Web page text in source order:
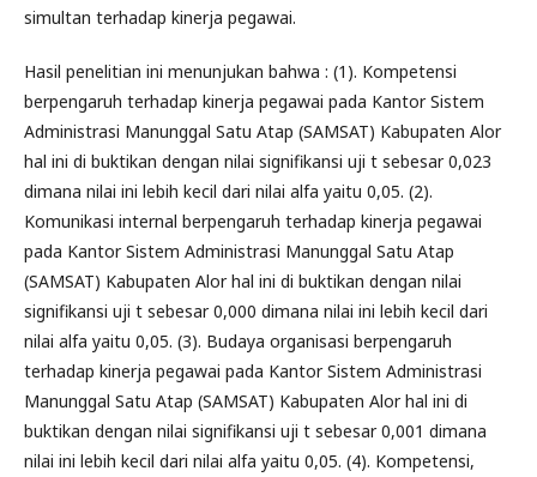
simultan terhadap kinerja pegawai.
Hasil penelitian ini menunjukan bahwa : (1). Kompetensi
berpengaruh terhadap kinerja pegawai pada Kantor Sistem
Administrasi Manunggal Satu Atap (SAMSAT) Kabupaten Alor
hal ini di buktikan dengan nilai signifikansi uji t sebesar 0,023
dimana nilai ini lebih kecil dari nilai alfa yaitu 0,05. (2).
Komunikasi internal berpengaruh terhadap kinerja pegawai
pada Kantor Sistem Administrasi Manunggal Satu Atap
(SAMSAT) Kabupaten Alor hal ini di buktikan dengan nilai
signifikansi uji t sebesar 0,000 dimana nilai ini lebih kecil dari
nilai alfa yaitu 0,05. (3). Budaya organisasi berpengaruh
terhadap kinerja pegawai pada Kantor Sistem Administrasi
Manunggal Satu Atap (SAMSAT) Kabupaten Alor hal ini di
buktikan dengan nilai signifikansi uji t sebesar 0,001 dimana
nilai ini lebih kecil dari nilai alfa yaitu 0,05. (4). Kompetensi,